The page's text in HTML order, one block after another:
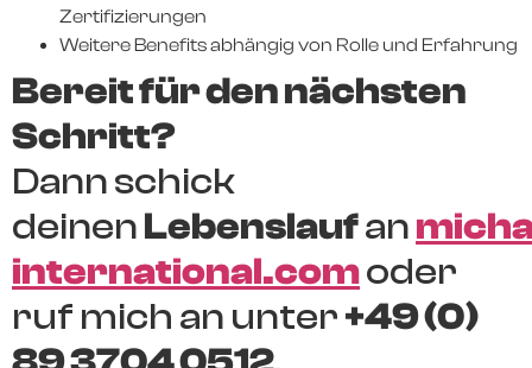
Zertifizierungen
Weitere Benefits abhängig von Rolle und Erfahrung
Bereit für den nächsten
Schritt?
Dann schick
deinenLebenslaufan
international.comoder
ruf mich an unter+49 (0)